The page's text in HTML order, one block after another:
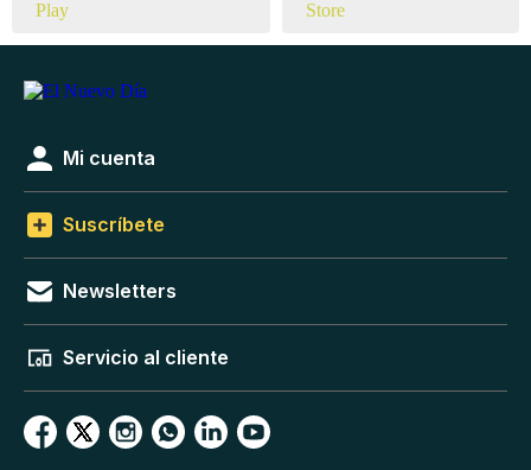
Mi cuenta
Suscríbete
Newsletters
Servicio al cliente